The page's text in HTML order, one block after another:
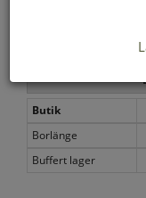
Butik
Borlänge
Buffert lager